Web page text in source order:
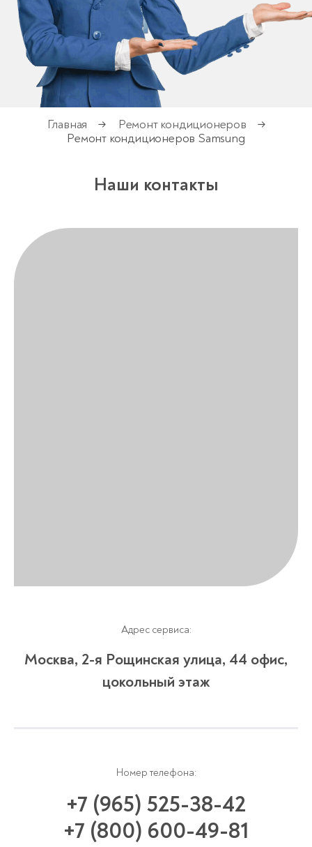
Главная → Ремонт кондиционеров
→
Ремонт кондиционеров Samsung
Наши контакты
Адрес сервиса:
Москва, 2-я Рощинская улица, 4​4 офис,
цокольный этаж
Номер телефона:
+7 (965) 525-38-42
+7 (800) 600-49-81